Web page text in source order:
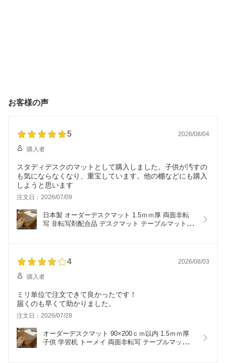
お客様の声
5 2026/08/04
購入者
スタディデスクのマットとして購入しました。子供が汚すの
も気にならなくなり、重宝しています。他の棚などにも購入
しようと思います
注文日：2026/07/09
日本製 オーダーデスクマット 1.5ｍｍ厚 両面非転
写 非転写剤配合品 デスクマット テーブルマット テ
株式会社(tm-order)
4 2026/08/03
購入者
ミリ単位で注文できて良かったです！
届くのも早くて助かりました。
注文日：2026/07/28
オーダーデスクマット 90×200ｃｍ以内 1.5ｍｍ厚
子供 学習机 トーメイ 両面非転写 テーブルマット